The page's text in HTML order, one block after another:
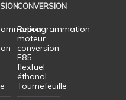
CONVERSION
Reprogrammation
moteur
conversion
E85
flexfuel
éthanol
Tournefeuille